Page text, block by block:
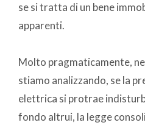
se si tratta di un bene
apparenti.
Molto pragmaticamente,
stiamo analizzando, se la
elettrica si protrae
fondo altrui, la legge